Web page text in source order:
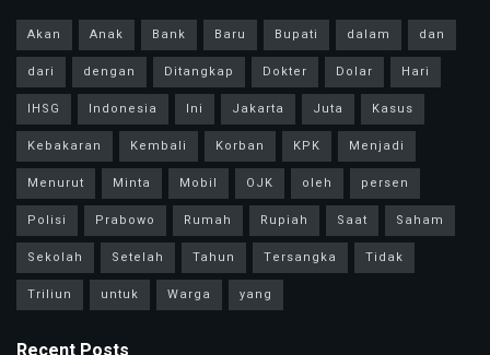
Akan Anak Bank Baru Bupati dalam
dan
dari
dengan Ditangkap Dokter Dolar
Hari
IHSG
Indonesia Ini Jakarta Juta
Kasus
Kebakaran
Kembali Korban KPK
Menjadi
Menurut
Minta Mobil OJK oleh
persen
Polisi
Prabowo Rumah Rupiah Saat
Saham
Sekolah
Setelah Tahun Tersangka
Tidak
Triliun
untuk Warga yang